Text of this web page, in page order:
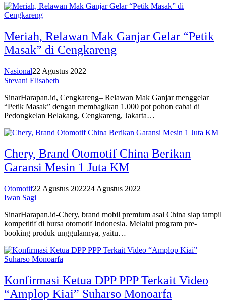
Meriah, Relawan Mak Ganjar Gelar “Petik
Masak” di Cengkareng
Nasional22 Agustus 2022
Stevani Elisabeth
SinarHarapan.id, Cengkareng– Relawan Mak Ganjar menggelar
“Petik Masak” dengan membagikan 1.000 pot pohon cabai di
Pedongkelan Belakang, Cengkareng, Jakarta…
Chery, Brand Otomotif China Berikan
Garansi Mesin 1 Juta KM
Otomotif22 Agustus 202224 Agustus 2022
Iwan Sagi
SinarHarapan.id-Chery, brand mobil premium asal China siap tampil
kompetitif di bursa otomotif Indonesia. Melalui program pre-
booking produk unggulannya, yaitu…
Konfirmasi Ketua DPP PPP Terkait Video
“Amplop Kiai” Suharso Monoarfa